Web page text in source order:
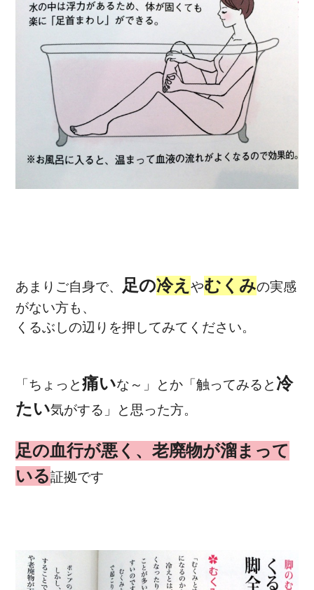
あまりご自身で、 足の冷え やむくみの実感
がない方も、
くるぶしの辺りを押してみてください。
「ちょっと痛いな～」とか「触ってみると冷
たい気がする」と思った方。
足の血行が悪く、老廃物が溜まって
いる証拠です